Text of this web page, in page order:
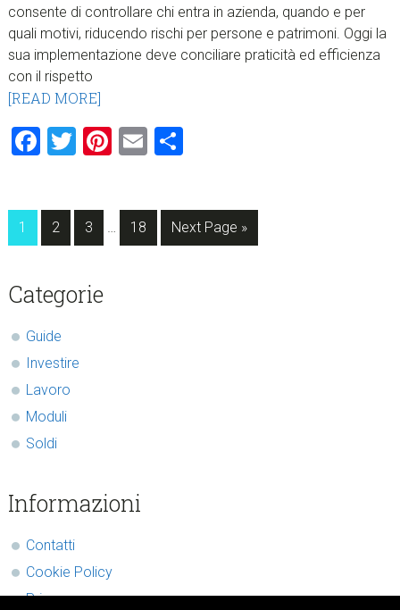
consente di controllare chi entra in azienda, quando e per
quali motivi, riducendo rischi per persone e patrimoni. Oggi la
sua implementazione deve conciliare praticità ed efficienza
con il rispetto
[READ MORE]
Facebook
Twitter
Pinterest
EmailCondividi
Page
1 Page
2 Page
3
Interim
… Page
18
Go
to
Next Page »
sidebar
Blog
Categorie
Guide
Investire
Lavoro
Moduli
Soldi
Informazioni
Contatti
Cookie Policy
Privacy